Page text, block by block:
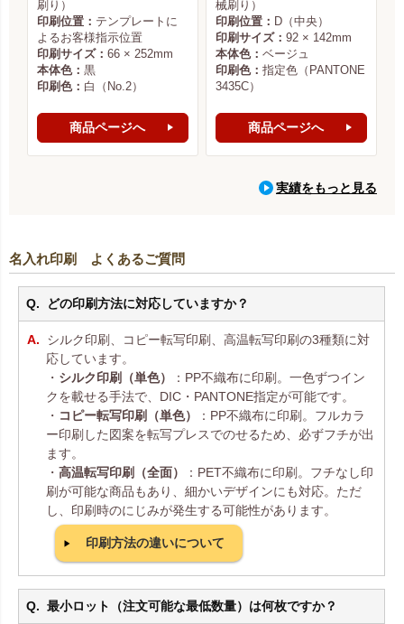
刷り）
印刷位置： テンプレートに
よるお客様指示位置
印刷サイズ： 66 × 252mm
本体色： 黒
印刷色： 白（No.2）
商品ページへ
械刷り）
印刷位置： D（中央）
印刷サイズ： 92 × 142mm
本体色： ベージュ
印刷色： 指定色（PANTONE
3435C）
商品ページへ
実績をもっと見る
名入れ印刷 よくあるご質問
どの印刷方法に対応していますか？
シルク印刷、コピー転写印刷、高温転写印刷の3種類に対
応しています。
・ シルク印刷（単色）
：PP不織布に印刷。一色ずつイン
クを載せる手法で、DIC・PANTONE指定が可能です。
・ コピー転写印刷（単色）
：PP不織布に印刷。フルカラ
ー印刷した図案を転写プレスでのせるため、必ずフチが出
ます。
・ 高温転写印刷（全面）
：PET不織布に印刷。フチなし印
刷が可能な商品もあり、細かいデザインにも対応。ただ
し、印刷時のにじみが発生する可能性があります。
印刷方法の違いについて
最小ロット（注文可能な最低数量）は何枚ですか？